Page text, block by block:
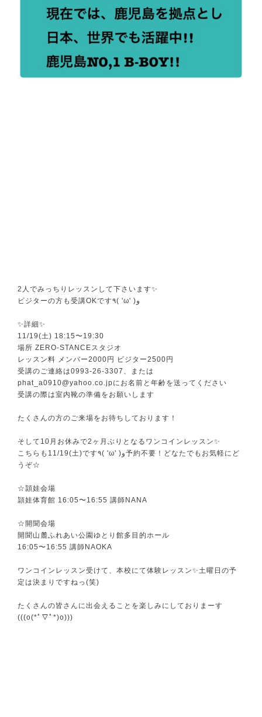
2人でみっちりレッスンして下さいます✨
ビジターの方も受講OKです٩( 'ω' )و
✨詳細✨
11/19(土) 18:15〜19:30
場所 ZERO-STANCEスタジオ
レッスン料 メンバー2000円 ビジター2500円
受講のご連絡は0993-26-3307、または
phat_a0910@yahoo.co.jpにお名前と年齢を送ってください
受講の際は室内靴の準備をお願いします
たくさんの方のご来場をお待ちしております！
そして10月お休みで2ヶ月ぶりとなるワンコインレッスン✨
こちらも11/19(土)です٩( 'ω' )و予約不要！どなたでもお気軽にど
うぞ☆
☆頴娃会場
頴娃体育館 16:05〜16:55 講師NANA
☆開聞会場
開聞山麓ふれあい公園ゆとり館多目的ホール
16:05〜16:55 講師NAOKA
ワンコインレッスン受けて、本校にて体験レッスン✨土曜日の予
定は決まりですねっ(笑)
たくさんの皆さんに出会えることを楽しみにしておりまーす
(((o(*ﾟ▽ﾟ*)o)))